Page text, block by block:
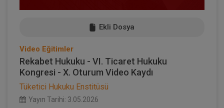
Ekli Dosya
Video Eğitimler
Rekabet Hukuku - VI. Ticaret Hukuku
Kongresi - X. Oturum Video Kaydı
Tüketici Hukuku Enstitüsü
Yayın Tarihi: 3.05.2026